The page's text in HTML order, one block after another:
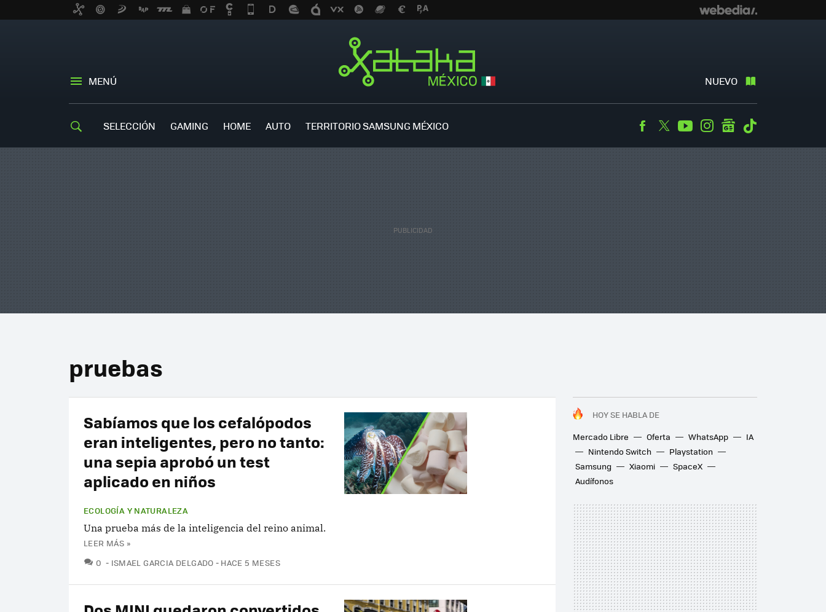
MENÚ NUEVO
SELECCIÓN GAMING HOME AUTO TERRITORIO SAMSUNG MÉXICO Facebook
TwitterYoutubeInstagramgooglenews
pruebas
HOY SE HABLA DE
Mercado Libre
Oferta WhatsApp
IA
Nintendo Switch
Playstation
Samsung
Xiaomi
SpaceX
Audífonos
Sabíamos que los cefalópodos
eran inteligentes, pero no tanto:
una sepia aprobó un test
aplicado en niños
ECOLOGÍA Y NATURALEZA
Una prueba más de la inteligencia del reino animal.
LEER MÁS »
0 COMENTARIOS
ISMAEL GARCIA DELGADO HACE 5 MESES